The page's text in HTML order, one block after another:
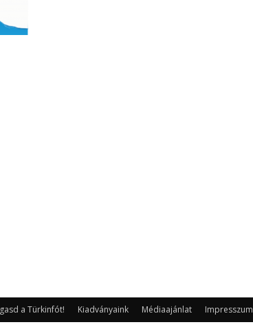
a Türkinfót! Kiadványaink Médiaajánlat Impresszum